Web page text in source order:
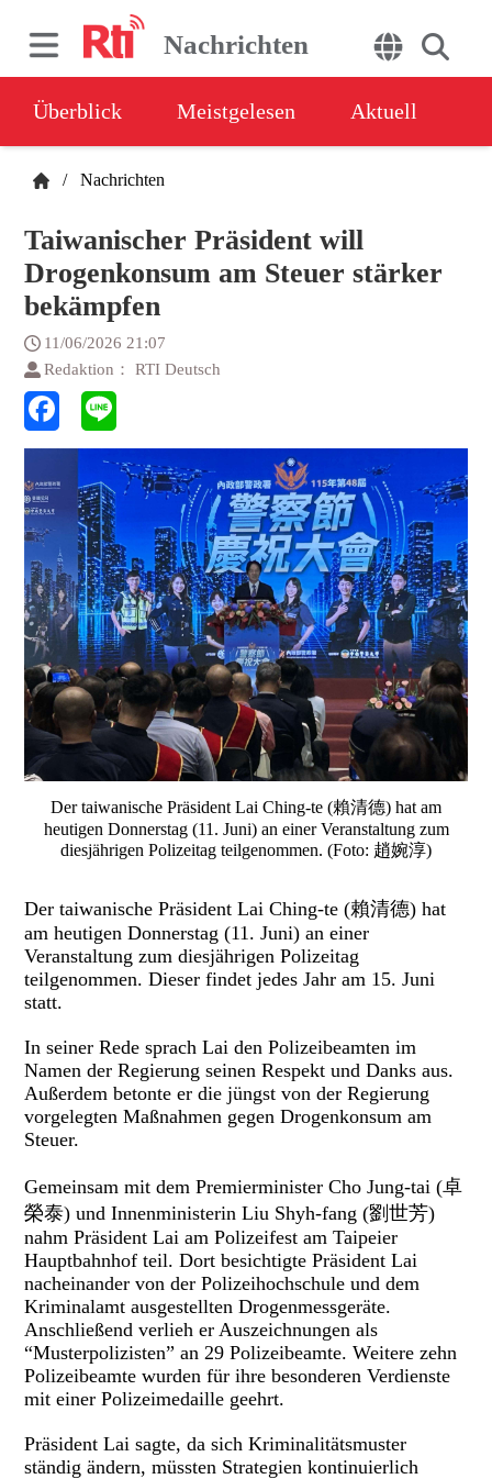
Nachrichten
Überblick Meistgelesen Aktuell
/ Nachrichten
Taiwanischer Präsident will
Drogenkonsum am Steuer stärker
bekämpfen
11/06/2026 21:07
Redaktion： RTI Deutsch
Der taiwanische Präsident Lai Ching-te (賴清德) hat am
heutigen Donnerstag (11. Juni) an einer Veranstaltung zum
diesjährigen Polizeitag teilgenommen. (Foto: 趙婉淳)
Der taiwanische Präsident Lai Ching-te (賴清德) hat
am heutigen Donnerstag (11. Juni) an einer
Veranstaltung zum diesjährigen Polizeitag
teilgenommen. Dieser findet jedes Jahr am 15. Juni
statt.
In seiner Rede sprach Lai den Polizeibeamten im
Namen der Regierung seinen Respekt und Danks aus.
Außerdem betonte er die jüngst von der Regierung
vorgelegten Maßnahmen gegen Drogenkonsum am
Steuer.
Gemeinsam mit dem Premierminister Cho Jung-tai (卓
榮泰) und Innenministerin Liu Shyh-fang (劉世芳)
nahm Präsident Lai am Polizeifest am Taipeier
Hauptbahnhof teil. Dort besichtigte Präsident Lai
nacheinander von der Polizeihochschule und dem
Kriminalamt ausgestellten Drogenmessgeräte.
Anschließend verlieh er Auszeichnungen als
“Musterpolizisten” an 29 Polizeibeamte. Weitere zehn
Polizeibeamte wurden für ihre besonderen Verdienste
mit einer Polizeimedaille geehrt.
Präsident Lai sagte, da sich Kriminalitätsmuster
ständig ändern, müssten Strategien kontinuierlich